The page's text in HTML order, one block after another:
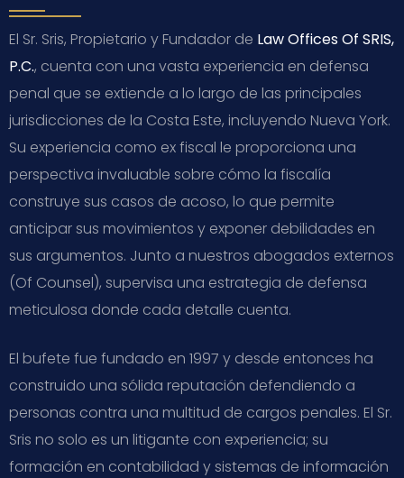
El Sr. Sris, Propietario y Fundador de Law Offices Of SRIS,
P.C., cuenta con una vasta experiencia en defensa
penal que se extiende a lo largo de las principales
jurisdicciones de la Costa Este, incluyendo Nueva York.
Su experiencia como ex fiscal le proporciona una
perspectiva invaluable sobre cómo la fiscalía
construye sus casos de acoso, lo que permite
anticipar sus movimientos y exponer debilidades en
sus argumentos. Junto a nuestros abogados externos
(Of Counsel), supervisa una estrategia de defensa
meticulosa donde cada detalle cuenta.
El bufete fue fundado en 1997 y desde entonces ha
construido una sólida reputación defendiendo a
personas contra una multitud de cargos penales. El Sr.
Sris no solo es un litigante con experiencia; su
formación en contabilidad y sistemas de información